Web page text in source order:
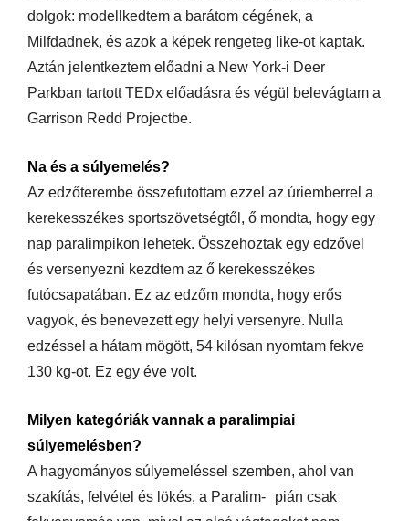
dolgok: modellkedtem a barátom cégének, a
Milfdadnek, és azok a képek rengeteg like-ot kaptak.
Aztán jelentkeztem előadni a New York-i Deer
Parkban tartott TEDx előadásra és végül belevágtam a
Garrison Redd Projectbe.
Na és a súlyemelés?
Az edzőterembe összefutottam ezzel az úriemberrel a
kerekesszékes sportszövetségtől, ő mondta, hogy egy
nap paralimpikon lehetek. Összehoztak egy edzővel
és versenyezni kezdtem az ő kerekesszékes
futócsapatában. Ez az edzőm mondta, hogy erős
vagyok, és benevezett egy helyi versenyre. Nulla
edzéssel a hátam mögött, 54 kilósan nyomtam fekve
130 kg-ot. Ez egy éve volt.
Milyen kategóriák vannak a paralimpiai
súlyemelésben?
A hagyományos súlyemeléssel szemben, ahol van
szakítás, felvétel és lökés, a Paralim- pián csak